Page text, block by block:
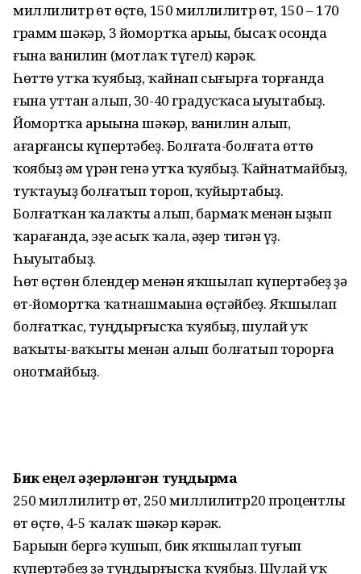
миллилитр һөт өҫтө, 150 миллилитр һөт, 150 – 170
грамм шәкәр, 3 йомортҡа һарыһы, бысаҡ осонда
ғына ванилин (мотлаҡ түгел) кәрәк.
Һөттө утҡа ҡуябыҙ, ҡайнап сығырға торғанда
ғына уттан алып, 30-40 градусҡаса һыуытабыҙ.
Йомортҡа һары­һына шәкәр, ванилин һалып,
ағарғансы күпертәбеҙ. Болғата-болғата һөттө
ҡоябыҙ һәм һүрән генә утҡа ҡуябыҙ. Ҡайнатмайбыҙ,
туҡтауһыҙ болғатып тороп, ҡуйыртабыҙ.
Болғатҡан ҡа­лаҡты алып, бармаҡ менән һыҙып
ҡарағанда, эҙе асыҡ ҡалһа, әҙер тигән һүҙ.
Һыуытабыҙ.
Һөт өҫтөн блендер менән яҡшылап күпертәбеҙ ҙә
һөт-йомортҡа ҡатнашмаһына өҫтәйбеҙ. Яҡшылап
бол­ғатҡас, туңдырғысҡа ҡуябыҙ, шулай уҡ
ваҡыты-ваҡыты менән алып болғатып торорға
онотмайбыҙ.
Бик еңел әҙерләнгән туңдырма
250 миллилитр һөт, 250 миллилитр20 процентлы
һөт өҫтө, 4-5 ҡалаҡ шәкәр кәрәк.
Барыһын бергә ҡушып, бик яҡшылап туғып
күпертәбеҙ ҙә туңдырғысҡа ҡуябыҙ. Шулай уҡ